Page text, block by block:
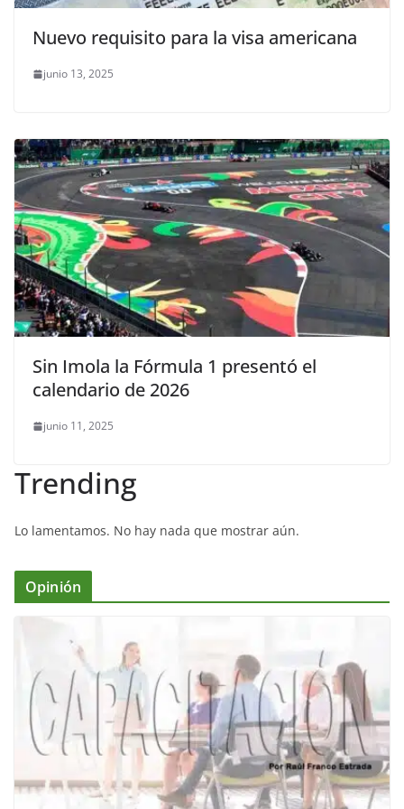
Nuevo requisito para la visa americana
junio 13, 2025
Sin Imola la Fórmula 1 presentó el
calendario de 2026
junio 11, 2025
Trending
Lo lamentamos. No hay nada que mostrar aún.
Opinión